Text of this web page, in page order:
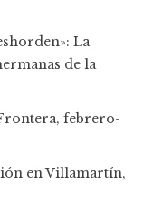
La
de la
febrero-
en Villamartín,